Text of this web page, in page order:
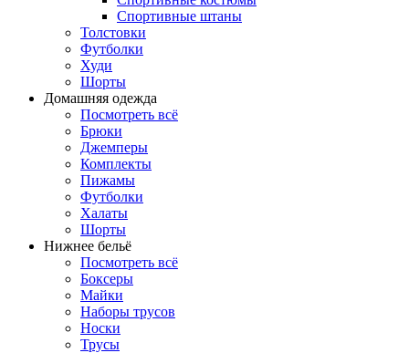
Спортивные штаны
Толстовки
Футболки
Худи
Шорты
Домашняя одежда
Посмотреть всё
Брюки
Джемперы
Комплекты
Пижамы
Футболки
Халаты
Шорты
Нижнее бельё
Посмотреть всё
Боксеры
Майки
Наборы трусов
Носки
Трусы